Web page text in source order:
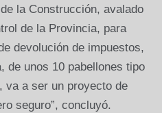
la Construcción, avalado
de la Provincia, para
devolución de impuestos,
de unos 10 pabellones tipo
va a ser un proyecto de
seguro”, concluyó.